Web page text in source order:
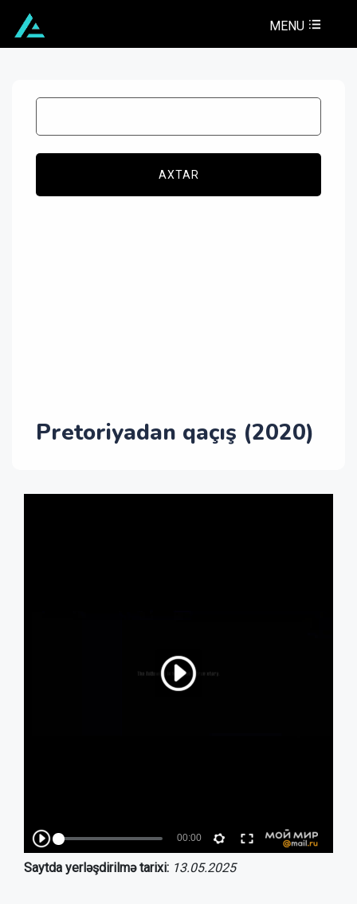
MENU
AXTAR
Pretoriyadan qaçış (2020)
Saytda yerləşdirilmə tarixi: 13.05.2025